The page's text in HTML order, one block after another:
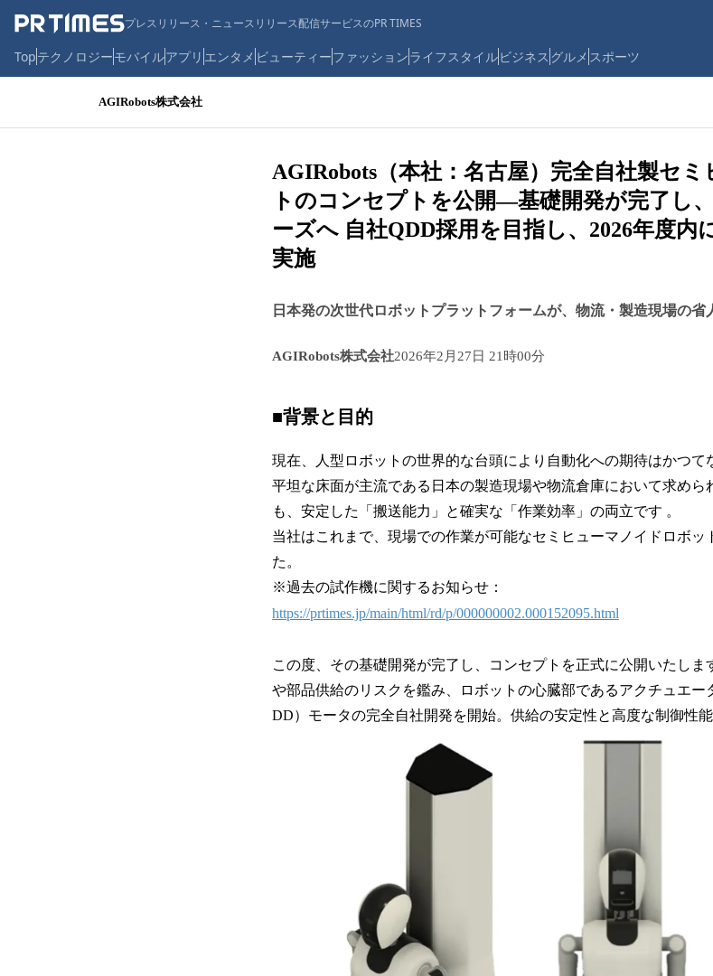
プレスリリース・ニュースリリース配信サービスのPR TIMES
Topテクノロジーモバイルアプリ エンタメ ビューティーファッションライフスタイルビジネス グルメ スポーツ
AGIRobots株式会社
AGIRobots（本社：名古屋）完全自社製セ
トのコンセプトを公開―基礎開発が完了し
ーズへ 自社QDD採用を目指し、2026年度内
実施
日本発の次世代ロボットプラットフォームが、物流・製造現場の省
AGIRobots株式会社2026年2月27日 21時00分
■背景と目的
現在、人型ロボットの世界的な台頭により自動化への期待はかつて
平坦な床面が主流である日本の製造現場や物流倉庫において求めら
も、安定した「搬送能力」と確実な「作業効率」の両立です 。
当社はこれまで、現場での作業が可能なセミヒューマノイドロボッ
た。
※過去の試作機に関するお知らせ：
https://prtimes.jp/main/html/rd/p/000000002.000152095.html
この度、その基礎開発が完了し、コンセプトを正式に公開いたし
や部品供給のリスクを鑑み、ロボットの心臓部であるアクチュエー
DD）モータの完全自社開発を開始。供給の安定性と高度な制御性